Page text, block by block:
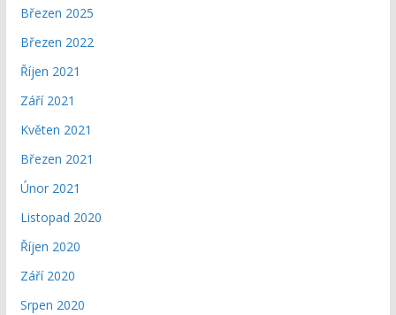
Březen 2025
Březen 2022
Říjen 2021
Září 2021
Květen 2021
Březen 2021
Únor 2021
Listopad 2020
Říjen 2020
Září 2020
Srpen 2020